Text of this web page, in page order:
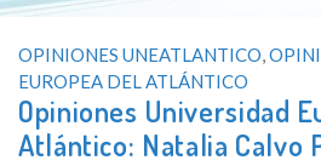
OPINIONES UNEATLANTICO,
EUROPEA DEL ATLÁNTICO
Opiniones Universidad
Atlántico: Natalia Calvo